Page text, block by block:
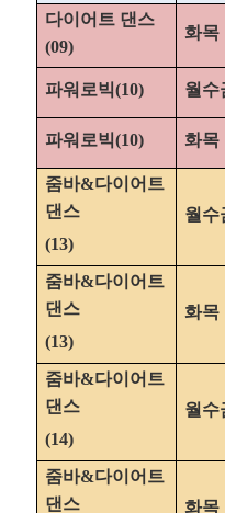
다이어트 댄스
(09)
화목
파워로빅(10) 월수
파워로빅(10) 화목
줌바&다이어트
댄스
(13)
월수
줌바&다이어트
댄스
(13)
화목
줌바&다이어트
댄스
(14)
월수
줌바&다이어트
댄스
화목